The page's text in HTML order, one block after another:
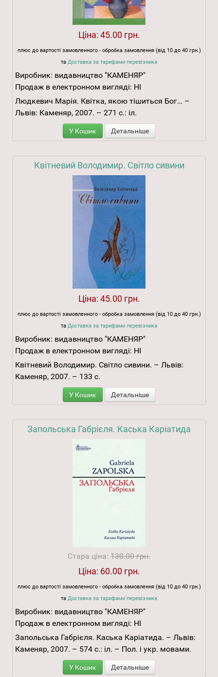
Ціна: 45.00 грн.
плюс до вартості замовленного - обробка замовлення (від 10 до 40 грн.)
та Доставка за тарифами перевізника
Виробник: видавництво "КАМЕНЯР"
Продаж в електронном вигляді: НІ
Людкевич Марія. Квітка, якою тішиться Бог… –
Львів: Каменяр, 2007. – 271 с.: іл.
У Кошик Детальніше
Квітневий Володимир. Світло сивини
Ціна: 45.00 грн.
плюс до вартості замовленного - обробка замовлення (від 10 до 40 грн.)
та Доставка за тарифами перевізника
Виробник: видавництво "КАМЕНЯР"
Продаж в електронном вигляді: НІ
Квітневий Володимир. Світло сивини. – Львів:
Каменяр, 2007. – 133 с.
У Кошик Детальніше
Запольська Габрієля. Каська Каріатида
Стара ціна: 130.00 грн.
Ціна: 60.00 грн.
плюс до вартості замовленного - обробка замовлення (від 10 до 40 грн.)
та Доставка за тарифами перевізника
Виробник: видавництво "КАМЕНЯР"
Продаж в електронном вигляді: НІ
Запольська Габрієля. Каська Каріатида. – Львів:
Каменяр, 2007. – 574 с.: іл. – Пол. і укр. мовами.
У Кошик Детальніше